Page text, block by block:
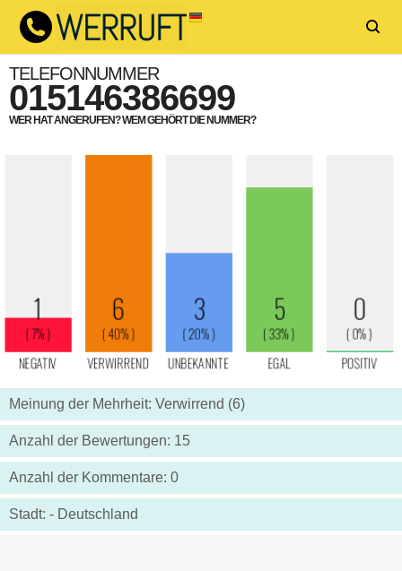
TELEFONNUMMER
015146386699
WER HAT ANGERUFEN? WEM GEHÖRT DIE NUMMER?
Meinung der Mehrheit: Verwirrend (6)
Anzahl der Bewertungen: 15
Anzahl der Kommentare: 0
Stadt: - Deutschland